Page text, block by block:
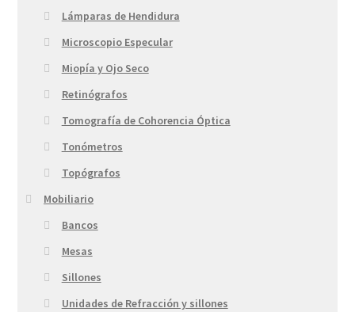
Lámparas de Hendidura
Microscopio Especular
Miopía y Ojo Seco
Retinógrafos
Tomografía de Cohorencia Óptica
Tonómetros
Topógrafos
Mobiliario
Bancos
Mesas
Sillones
Unidades de Refracción y sillones